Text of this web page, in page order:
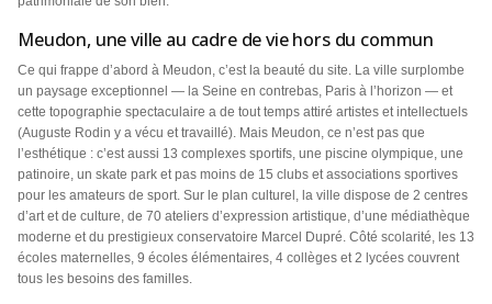
Meudon, une ville au cadre de vie hors du commun
Ce qui frappe d’abord à Meudon, c’est la beauté du site. La ville surplombe
un paysage exceptionnel — la Seine en contrebas, Paris à l’horizon — et
cette topographie spectaculaire a de tout temps attiré artistes et intellectuels
(Auguste Rodin y a vécu et travaillé). Mais Meudon, ce n’est pas que
l’esthétique : c’est aussi 13 complexes sportifs, une piscine olympique, une
patinoire, un skate park et pas moins de 15 clubs et associations sportives
pour les amateurs de sport. Sur le plan culturel, la ville dispose de 2 centres
d’art et de culture, de 70 ateliers d’expression artistique, d’une médiathèque
moderne et du prestigieux conservatoire Marcel Dupré. Côté scolarité, les 13
écoles maternelles, 9 écoles élémentaires, 4 collèges et 2 lycées couvrent
tous les besoins des familles.